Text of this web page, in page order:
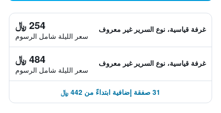
غرفة قياسية، نوع السرير غير معروف 254 ﷼
سعر الليلة شامل الرسوم
غرفة قياسية، نوع السرير غير معروف 484 ﷼
سعر الليلة شامل الرسوم
31 صفقة إضافية ابتداءً من 442 ﷼